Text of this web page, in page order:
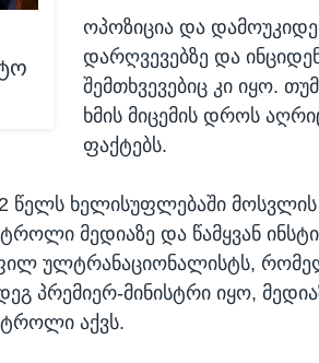
ოპოზიცია და
დარღვევებზე და
შემთხვევებიც კი იყო.
ხმის მიცემის დროს
ფაქტებს.
წელს ხელისუფლებაში მოსვლის
მედიაზე და წამყვან
ულტრანაციონალისტს,
პრემიერ-მინისტრი იყო,
აქვს.